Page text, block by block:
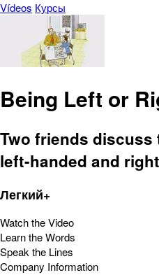
Vídeos Курсы
Being Left or
Two friends
left-handed and
Легкий+
Watch the Video
Learn the Words
Speak the Lines
Company Information